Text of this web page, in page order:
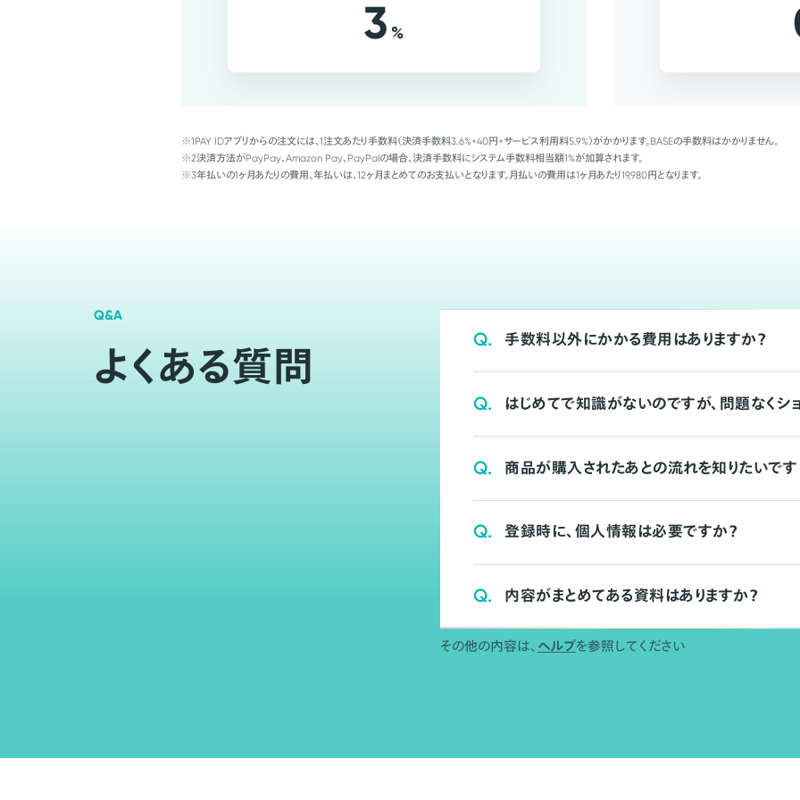
3 %
※1PAY IDアプリからの注文には、1注文あたり手数料（決済手数料3.6%+40円+サービス利用料5.9%）がかかります。BASEの手数料はかかりません。
※2決済方法がPayPay、Amazon Pay、PayPalの場合、決済手数料にシステム手数料相当額1%が加算されます。
※3年払いの1ヶ月あたりの費用。年払いは、12ヶ月まとめてのお支払いとなります。月払いの費用は1ヶ月あたり19,980円となります。
Q&A
よくある質問
Q. 手数料以外にかかる費用はありますか？
Q. はじめてで知識がないのですが、問題なくシ
Q. 商品が購入されたあとの流れを知りたいです
Q. 登録時に、個人情報は必要ですか？
Q. 内容がまとめてある資料はありますか？
その他の内容は、 ヘルプを参照してください